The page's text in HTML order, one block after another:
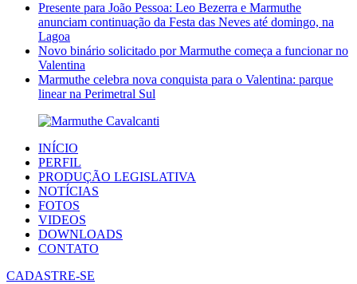
Presente para João Pessoa: Leo Bezerra e Marmuthe
anunciam continuação da Festa das Neves até domingo, na
Lagoa
Novo binário solicitado por Marmuthe começa a funcionar no
Valentina
Marmuthe celebra nova conquista para o Valentina: parque
linear na Perimetral Sul
INÍCIO
PERFIL
PRODUÇÃO LEGISLATIVA
NOTÍCIAS
FOTOS
VIDEOS
DOWNLOADS
CONTATO
CADASTRE-SE